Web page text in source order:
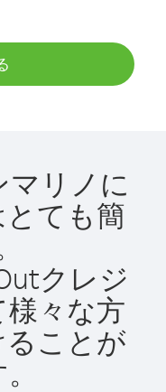
マリノに
ても簡
クレジ
々な方
ことが